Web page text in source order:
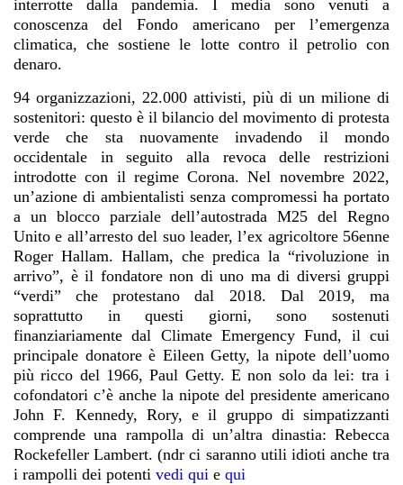
interrotte dalla pandemia. I media sono venuti a
conoscenza del Fondo americano per l’emergenza
climatica, che sostiene le lotte contro il petrolio con
denaro.
94 organizzazioni, 22.000 attivisti, più di un milione di
sostenitori: questo è il bilancio del movimento di protesta
verde che sta nuovamente invadendo il mondo
occidentale in seguito alla revoca delle restrizioni
introdotte con il regime Corona. Nel novembre 2022,
un’azione di ambientalisti senza compromessi ha portato
a un blocco parziale dell’autostrada M25 del Regno
Unito e all’arresto del suo leader, l’ex agricoltore 56enne
Roger Hallam. Hallam, che predica la “rivoluzione in
arrivo”, è il fondatore non di uno ma di diversi gruppi
“verdi” che protestano dal 2018. Dal 2019, ma
soprattutto in questi giorni, sono sostenuti
finanziariamente dal Climate Emergency Fund, il cui
principale donatore è Eileen Getty, la nipote dell’uomo
più ricco del 1966, Paul Getty. E non solo da lei: tra i
cofondatori c’è anche la nipote del presidente americano
John F. Kennedy, Rory, e il gruppo di simpatizzanti
comprende una rampolla di un’altra dinastia: Rebecca
Rockefeller Lambert. (ndr ci saranno utili idioti anche tra
i rampolli dei potenti vedi qui e qui